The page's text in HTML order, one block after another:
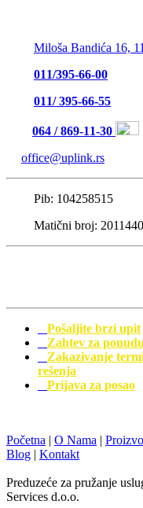
Miloša Bandića 16,
011/395-66-00
011/ 395-66-55
064 / 869-11-30
office@uplink.rs
Pib: 104258515
Matični broj:
Pošaljite brzi upit
Zahtev za ponudu
Zakazivanje
rešenja
Prijava za posao
Početna | O Nama |
Blog | Kontakt
Preduzeće za pružanje
Services d.o.o.